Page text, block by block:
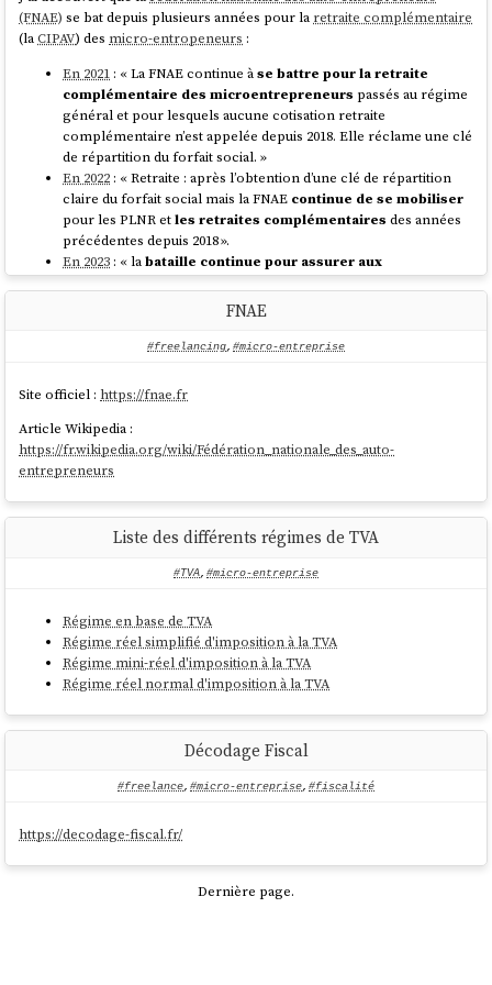
cette demande :
Pas de lien vers une documentation expliquant
cette lettre d’option à la TVA.
Pas de modèle de lettre proposé.
Il est regrettable que cette démarche passe par une
lettre plutôt qu’un formulaire dédié. Je pense qu'un
formulaire éviterait des erreurs, réduirait la charge
administrative et faciliterait l’automatisation.
Je me demande comment je pourrais faire remonter ces
retours à l’administration. Ces améliorations sont peut-être déjà
prévues dans leur feuille de route, ou bien l’administration
manque tout simplement de moyens pour les mettre en place
🤔.
Prochaine étape : essayer de trouver un modèle de lettre
(FNAE) se bat depuis plusieurs années pour la retraite complémentaire
(laCIPAV) des micro-entropeneurs :
En 2021 : « La FNAE continue àse battre pour la retraite
complémentaire des microentrepreneurs passés au régime
général et pour lesquels aucune cotisation retraite
complémentaire n’est appelée depuis 2018. Elle réclame une clé
de répartition du forfait social. »
En 2022 : « Retraite : après l’obtention d’une clé de répartition
claire du forfait social mais la FNAE continue de se mobiliser
pour les PLNR etles retraites complémentaires des années
précédentes depuis 2018 ».
En 2023 : « labataille continue pour assurer aux
microentrepreneurs leur droit à la retraite
, de façon rétroactive depuis 2018 pour tous,
dont la cotisation à la retraite complémentaire n’est pas
Sur le site de laFNAE, j'ai trouvé l'article
d’auto-entrepreneur : enfin des droits en profession libérale !
donne beaucoup d'explications :
Le 1er juillet 2024 sera à marquer d’une croix (blanche ?) pour
les auto entrepreneurs libéraux, puisqu’ils cotiseront enfin
pour leur retraite complémentaire d’autoentrepreneur.
les taux de cotisations sociale de retraite complémentaire était :
12 % me semble bien supérieur à 5 % de cotisations de retraite
complémentaire pour les micro-entrepreneurs.
Conclusion : il me semble extrêmement probable que c'est laFNAE
qui est à l'origine de ce changement et non pas
FNAE
#freelancing, #micro-entreprise
Site officiel : https://fnae.fr
Article Wikipedia :
https://fr.wikipedia.org/wiki/Fédération_nationale_des_auto-
entrepreneurs
Liste des différents régimes de TVA
#TVA, #micro-entreprise
Régime en base de TVA
Régime réel simplifié d'imposition à la TVA
Régime mini-réel d'imposition à la TVA
Régime réel normal d'imposition à la TVA
Décodage Fiscal
#freelance, #micro-entreprise, #fiscalité
https://decodage-fiscal.fr/
Dernière page.